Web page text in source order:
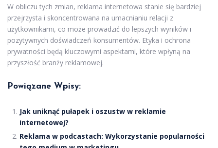
W obliczu tych zmian, reklama internetowa stanie się bardziej
przejrzysta i skoncentrowana na umacnianiu relacji z
użytkownikami, co może prowadzić do lepszych wyników i
pozytywnych doświadczeń konsumentów. Etyka i ochrona
prywatności będą kluczowymi aspektami, które wpłyną na
przyszłość branży reklamowej.
Powiązane Wpisy:
Jak uniknąć pułapek i oszustw w reklamie
internetowej?
Reklama w podcastach: Wykorzystanie popularności